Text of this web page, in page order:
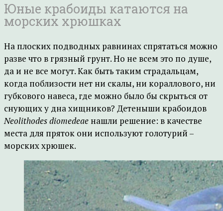
Юные крабоиды катаются на
морских хрюшках
На плоских подводных равнинах спрятаться можно
разве что в грязный грунт. Но не всем это по душе,
да и не все могут. Как быть таким страдальцам,
когда поблизости нет ни скалы, ни кораллового, ни
губкового навеса, где можно было бы скрыться от
снующих у дна хищников? Детеныши крабоидов
Neolithodes diomedeae нашли решение: в качестве
места для пряток они используют голотурий –
морских хрюшек.